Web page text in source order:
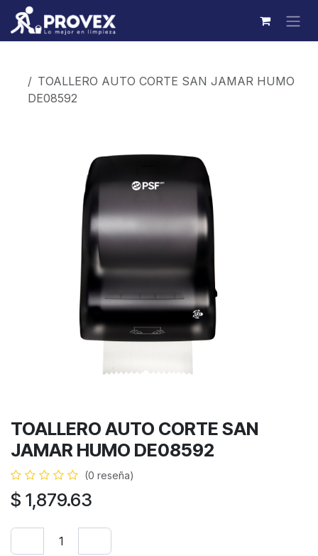
Ir al contenido
TOALLERO AUTO CORTE SAN JAMAR HUMO
DE08592
TOALLERO AUTO CORTE SAN
JAMAR HUMO DE08592
(0 reseña)
$ 1,879.63